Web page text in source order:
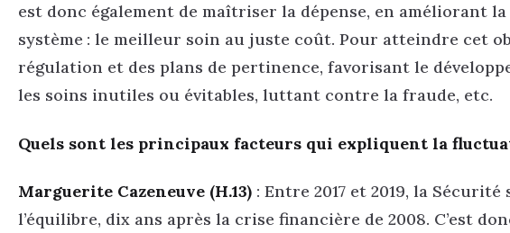
est donc également de maîtriser la dépense, en améliorant
système : le meilleur soin au juste coût. Pour atteindre cet
régulation et des plans de pertinence, favorisant le
les soins inutiles ou évitables, luttant contre la fraude, etc.
Quels sont les principaux facteurs qui expliquent la
Marguerite Cazeneuve (H.13) : Entre 2017 et 2019, la
l’équilibre, dix ans après la crise financière de 2008. C’est